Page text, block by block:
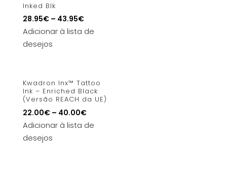
Inked Blk
28.95€– 43.95€
Adicionar à lista de
desejos
Kwadron Inx™ Tattoo
Ink – Enriched Black
(Versão REACH da UE)
22.00€– 40.00€
Adicionar à lista de
desejos